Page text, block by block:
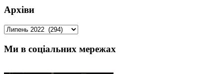
Архіви
Архіви
Ми в соціальних мережах